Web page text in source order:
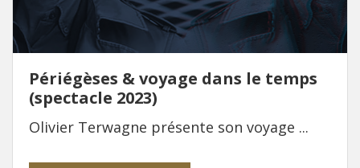
Périégèses & voyage dans le temps
(spectacle 2023)
Olivier Terwagne présente son voyage ...